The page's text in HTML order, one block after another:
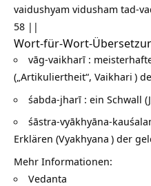
vaidushyam vidusham tad-
58 ||
Wort-für-Wort-
vāg-vaikharī :
(„Artikuliertheit“, Vaikhari )
śabda-jharī : ein Schwall (
śāstra-vyākhyāna-
Erklären (Vyakhyana ) der
Mehr Informationen:
Vedanta